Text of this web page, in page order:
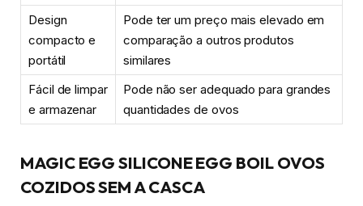
Design
compacto e
portátil
Pode ter um preço mais elevado em
comparação a outros produtos
similares
Fácil de limpar
e armazenar
Pode não ser adequado para grandes
quantidades de ovos
MAGIC EGG SILICONE EGG BOIL OVOS
COZIDOS SEM A CASCA